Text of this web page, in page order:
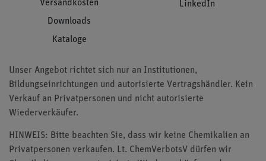
Versandkosten
Downloads
Kataloge
LinkedIn
Unser Angebot richtet sich nur an Institutionen,
Bildungseinrichtungen und autorisierte Vertragshändler. Kein
Verkauf an Privatpersonen und nicht autorisierte
Wiederverkäufer.
HINWEIS: Bitte beachten Sie, dass wir keine Chemikalien an
Privatpersonen verkaufen. Lt. ChemVerbotsV dürfen wir